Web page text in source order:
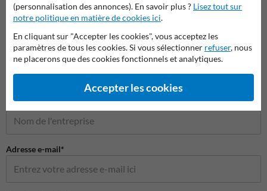
Poser votre question à NumeroMaison.be
Nom*
Nom de l'entreprise
Adresse e-mail*
(personnalisation des annonces). En savoir plus ? Lisez tout sur
notre politique en matière de cookies ici.
En cliquant sur "Accepter les cookies", vous acceptez les
paramètres de tous les cookies. Si vous sélectionner refuser, nous
ne placerons que des cookies fonctionnels et analytiques.
Accepter les cookies